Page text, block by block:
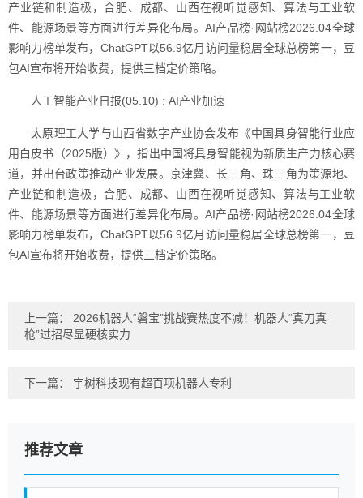
产业链和制造极，合肥、成都、山西在视听觉感知、算法与工业软
件、能源场景等方面进行差异化布局。AI产品榜·网站榜2026.04全球
影响力榜单发布，ChatGPT以56.9亿月访问量稳居全球总榜第一，豆
包AI宣布将开始收费，提供三档定价策略。
人工智能产业日报(05.10) : AI产业加速
太原理工大学与山西省数字产业协会发布《中国具身智能行业应
用白皮书（2025版）》，指出中国将具身智能视为新质生产力核心赛
道，并出台政策推动产业发展。京津冀、长三角、珠三角为策源地、
产业链和制造极，合肥、成都、山西在视听觉感知、算法与工业软
件、能源场景等方面进行差异化布局。AI产品榜·网站榜2026.04全球
影响力榜单发布，ChatGPT以56.9亿月访问量稳居全球总榜第一，豆
包AI宣布将开始收费，提供三档定价策略。
上一篇： 2026机器人“磐宝”挑战赛热度不减！机器人“真刀真
枪”过招尽显硬核实力
下一篇： 宇树科技现有超百项机器人专利
推荐文章